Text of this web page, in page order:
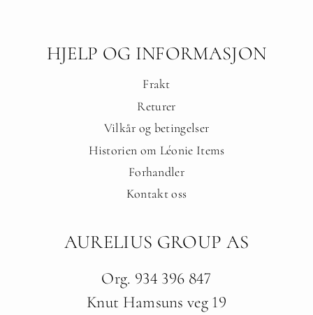
HJELP OG INFORMASJON
Frakt
Returer
Vilkår og betingelser
Historien om Léonie Items
Forhandler
Kontakt oss
AURELIUS GROUP AS
Org. 934 396 847
Knut Hamsuns veg 19